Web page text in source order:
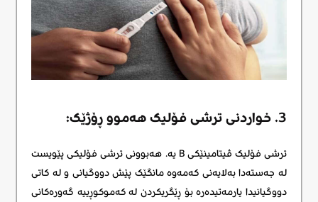
3. خواردنی ترشی فۆلیک هەموو ڕۆژێک:
ترشی فۆلیک ڤیتامینێکی B یە. هەبوونی ترشی فۆلیکی پێویست
لە جەستەدا بەلایەنی کەمەوە مانگێک پێش دووگیانی و لە کاتی
دووگیانیدا یارمەتیدەرە بۆ ڕێگریکردن لە کەموکوڕییە گەورەکانی